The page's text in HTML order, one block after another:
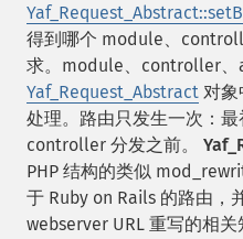
得到哪个 module、
求。module、controller、
Yaf_Request_Abstract 对象
处理。路由只发生一次：
controller 分发之前。
PHP 结构的类似
于 Ruby on Rails 的路由，
webserver URL 重写的相